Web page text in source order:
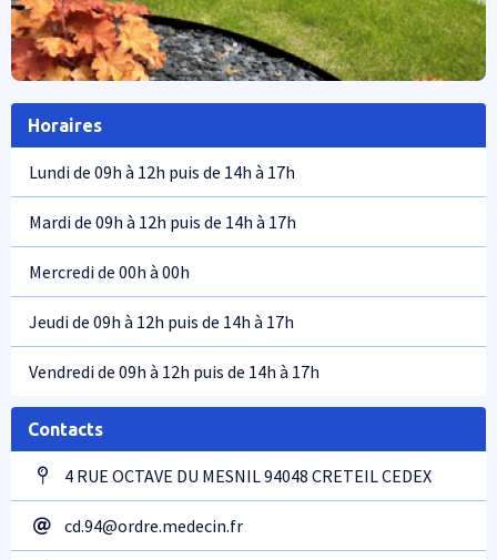
Horaires
Lundi de 09h à 12h puis de 14h à 17h
Mardi de 09h à 12h puis de 14h à 17h
Mercredi de 00h à 00h
Jeudi de 09h à 12h puis de 14h à 17h
Vendredi de 09h à 12h puis de 14h à 17h
Contacts
4 RUE OCTAVE DU MESNIL 94048 CRETEIL CEDEX
cd.94@ordre.medecin.fr